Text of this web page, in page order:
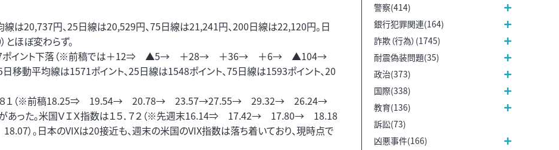
は20,737円、25日線は20,529円、75日線は21,241円、200日線は22,120円。日
ほぼ変わらず。
間で－27ポイント下落（※前稿では＋12⇒ ▲5→ ＋28→ ＋36→ ＋6→ ▲104→
平均線は1571ポイント、25日線は1548ポイント、75日線は1593ポイント、20
は１９．８１（※前稿18.25⇒ 19.54→ 20.78→ 23.57→27.55→ 29.32→ 26.24→
あった。米国ＶＩＸ指数は１５．７２（※先週末16.14⇒ 17.42→ 17.80→ 18.18
本のVIXは20接近も、週末の米国のVIX指数は落ち着いており、現時点で
警察(414)
銀行犯罪関連(164)
詐欺（行為）(1745)
耐震偽装問題(35)
政治(373)
国際(338)
教育(136)
訴訟(73)
凶悪事件(166)